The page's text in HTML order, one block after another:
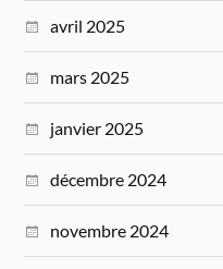
avril 2025
mars 2025
janvier 2025
décembre 2024
novembre 2024